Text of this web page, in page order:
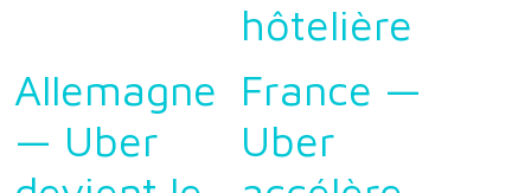
hôtelière
Allemagne
— Uber
France —
Uber